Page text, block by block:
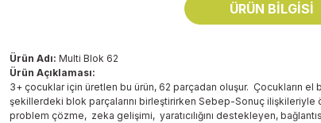
ÜRÜN BILGISI
Ürün Adı: Multi Blok 62
Ürün Açıklaması:
3+ çocuklar için üretlen bu ürün, 62 parçadan oluşur. Çocukların
şekillerdeki blok parçalarını birleştirirken Sebep-Sonuç
problem çözme, zeka gelişimi, yaratıcılığını destekleyen,